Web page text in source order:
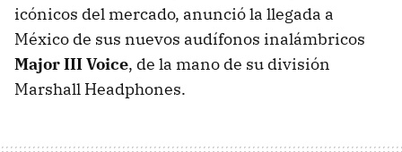
icónicos del mercado, anunció la llegada a
México de sus nuevos audífonos inalámbricos
Major III Voice, de la mano de su división
Marshall Headphones.